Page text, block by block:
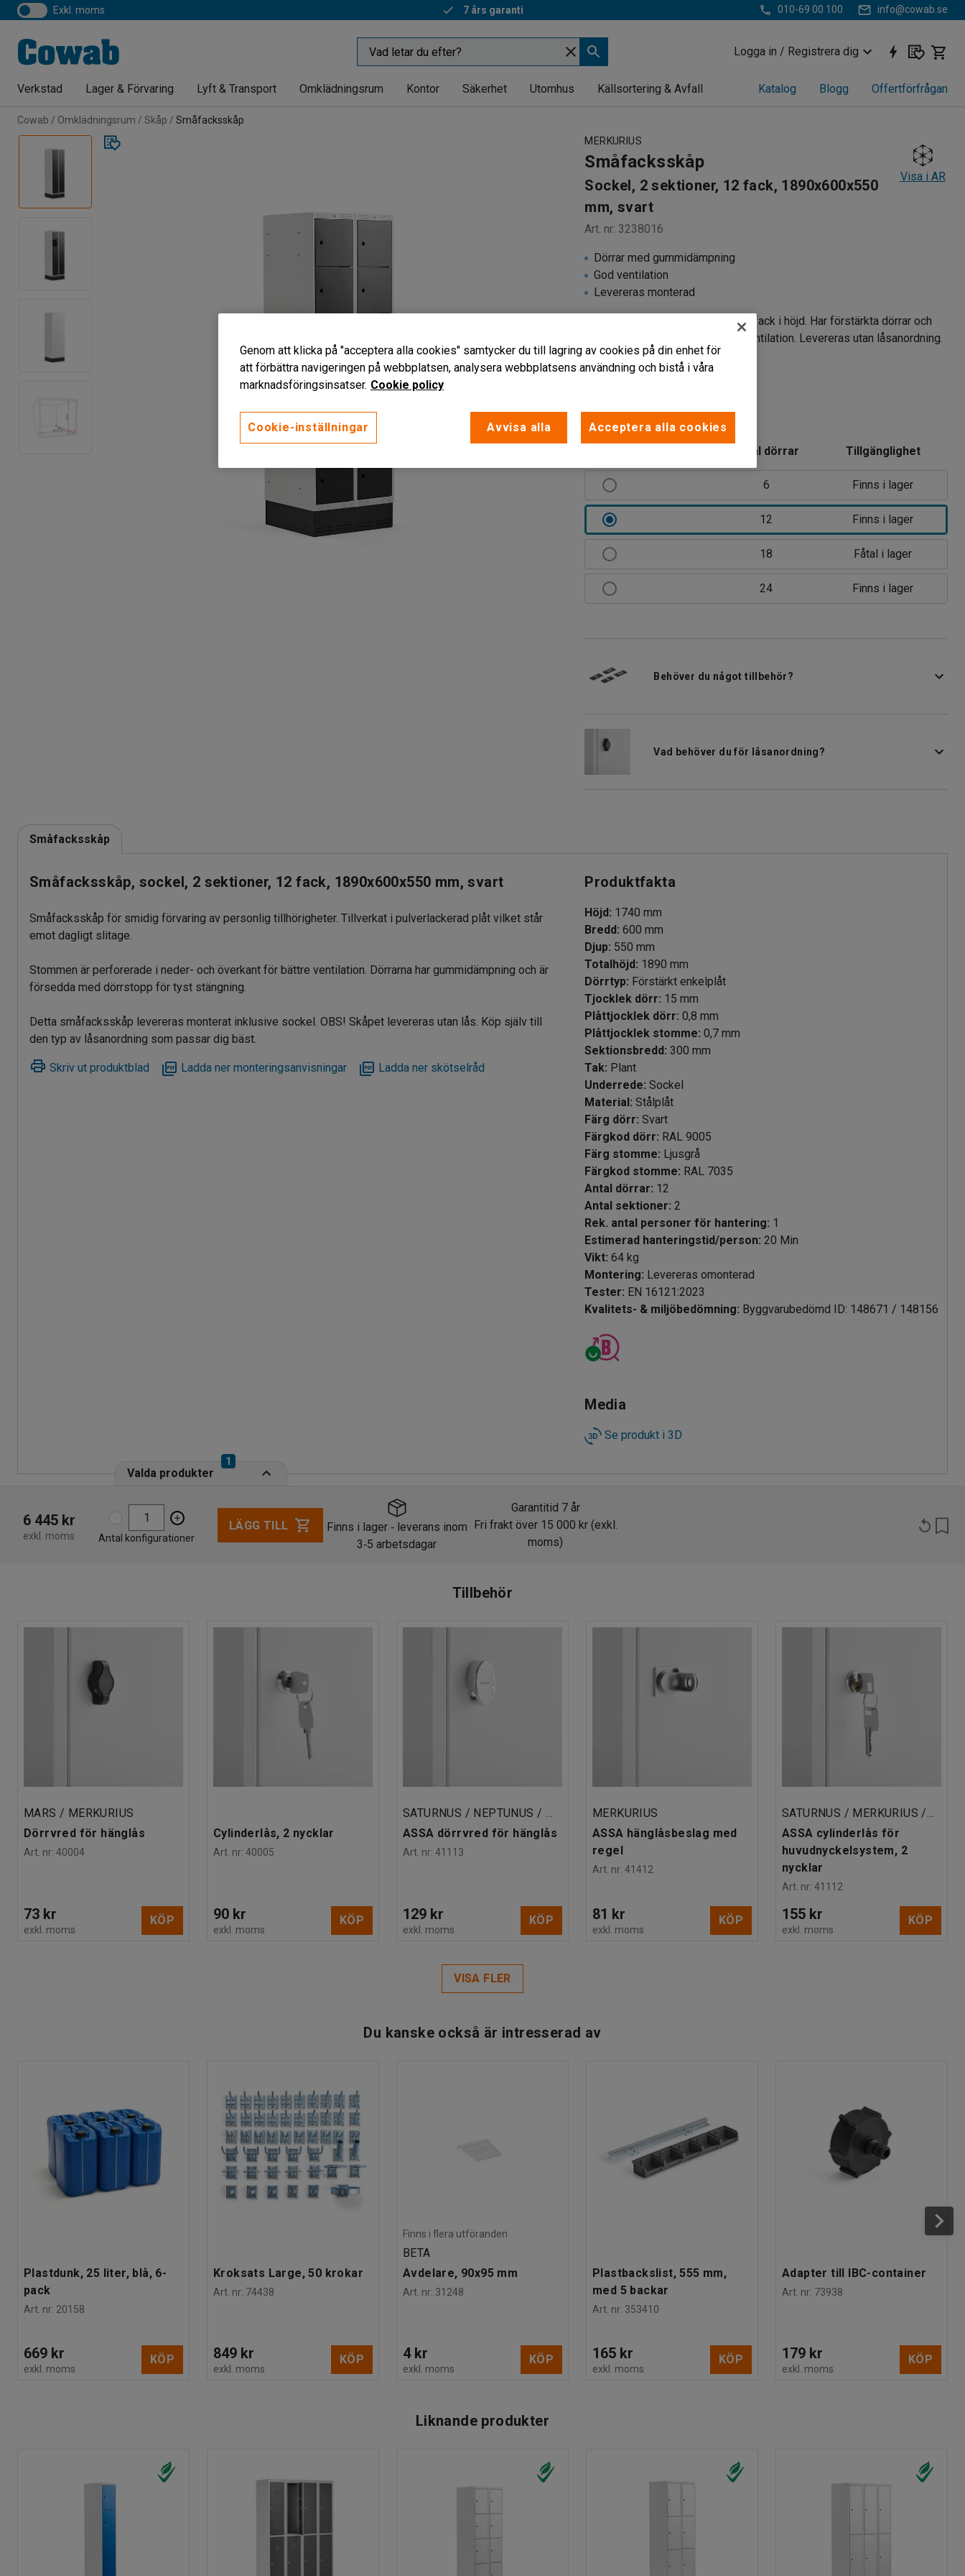
exkl. moms
7 års garanti
Snabba leveranser
010-69 00 100 info@cowab.se
Logga in / Registrera dig
Verkstad Lager & Förvaring Lyft & Transport Omklädningsrum Kontor Säkerhet Utomhus Källsortering & Avfall Katalog Blogg Offertförfrågan
Cowab Omklädningsrum Skåp
Småfacksskåp
MERKURIUS
Småfacksskåp
Sockel, 2 sektioner, 12 fack, 1890x600x550
mm, svart
Art. nr: 3238016
Visa i AR
Dörrar med gummidämpning
God ventilation
Levereras monterad
Småfacksskåp med sockel och 6 fack i höjd. Har förstärkta dörrar och
perforeringar i stomme för god ventilation. Levereras utan låsanordning.
Läs mer
Antal dörrar Tillgänglighet
6 Finns i lager
12 Finns i lager
18 Fåtal i lager
24 Finns i lager
Behöver du något tillbehör?
Vad behöver du för låsanordning?
Småfacksskåp
Småfacksskåp, sockel, 2 sektioner, 12 fack, 1890x600x550 mm, svart
Småfacksskåp för smidig förvaring av personlig tillhörigheter. Tillverkat i pulverlackerad plåt vilket står
emot dagligt slitage.
Stommen är perforerade i neder- och överkant för bättre ventilation. Dörrarna har gummidämpning och är
försedda med dörrstopp för tyst stängning.
Detta småfacksskåp levereras monterat inklusive sockel. OBS! Skåpet levereras utan lås. Köp själv till
den typ av låsanordning som passar dig bäst.
Skriv ut produktblad Ladda ner monteringsanvisningar Ladda ner skötselråd
Produktfakta
Höjd: 1740 mm
Bredd: 600 mm
Djup: 550 mm
Totalhöjd: 1890 mm
Dörrtyp: Förstärkt enkelplåt
Tjocklek dörr: 15 mm
Plåttjocklek dörr: 0,8 mm
Plåttjocklek stomme: 0,7 mm
Sektionsbredd: 300 mm
Tak: Plant
Underrede: Sockel
Material: Stålplåt
Färg dörr: Svart
Färgkod dörr: RAL 9005
Färg stomme: Ljusgrå
Färgkod stomme: RAL 7035
Antal dörrar: 12
Antal sektioner: 2
Rek. antal personer för hantering: 1
Estimerad hanteringstid/person: 20 Min
Vikt: 64 kg
Montering: Levereras omonterad
Tester: EN 16121:2023
Kvalitets- & miljöbedömning: Byggvarubedömd ID: 148671 / 148156
Media
Se produkt i 3D
Valda produkter
1
6 445 kr
exkl. moms Antal konfigurationer
LÄGG TILL Finns i lager ‑leverans inom
3‑5 arbetsdagar
Garantitid 7 år
Fri frakt över 15 000 kr (exkl.
moms)
Tillbehör
MARS / MERKURIUS
Dörrvred för hänglås
Art. nr: 40004
73 kr
exkl. moms
KÖP
Cylinderlås, 2 nycklar
Art. nr: 40005
90 kr
exkl. moms
KÖP
ASSA dörrvred för hänglås
Art. nr: 41113
129 kr
exkl. moms
KÖP
MERKURIUS
ASSA hänglåsbeslag med
regel
Art. nr: 41412
81 kr
exkl. moms
KÖP
ASSA cylinderlås för
huvudnyckelsystem, 2
nycklar
Art. nr: 41112
155 kr
exkl. moms
KÖP
VISA FLER
Du kanske också är intresserad av
Plastdunk, 25 liter, blå, 6-
pack
Art. nr: 20158
669 kr
exkl. moms
KÖP
Kroksats Large, 50 krokar
Art. nr: 74438
849 kr
exkl. moms
KÖP
Finns i flera utföranden
BETA
Avdelare, 90x95 mm
Art. nr: 31248
4 kr
exkl. moms
KÖP
Plastbackslist, 555 mm,
med 5 backar
Art. nr: 353410
165 kr
exkl. moms
KÖP
Adapter till IBC-container
Art. nr: 73938
179 kr
exkl. moms
KÖP
Liknande produkter
Genom att klicka på "acceptera alla cookies" samtycker du till lagring av cookies på din enhet för
att förbättra navigeringen på webbplatsen, analysera webbplatsens användning och bistå i våra
marknadsföringsinsatser. Cookie policy
Cookie-inställningar Avvisa alla Acceptera alla cookies